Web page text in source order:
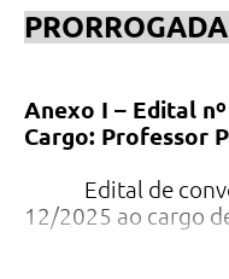
Anexo I – Edital
Cargo: Professor
Edital de
12/2025 ao cargo